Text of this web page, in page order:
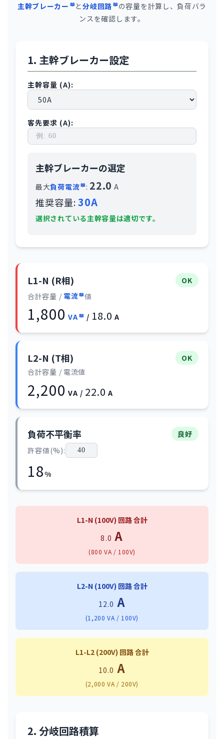
主幹ブレーカー と分岐回路
の容量を計算し、負荷バラ
ンスを確認します。
1. 主幹ブレーカー設定
主幹容量 (A):
客先要求 (A):
主幹ブレーカーの選定
最大負荷電流 : 22.0 A
推奨容量:30A
選択されている主幹容量は適切です。
L1-N (R相)
OK
合計容量 / 電流 値
1,800 VA / 18.0 A
L2-N (T相)
OK
合計容量 / 電流値
2,200 VA / 22.0 A
負荷不平衡率
良好
許容値(%):
18%
L1-N (100V) 回路 合計
8.0 A
(800 VA / 100V)
L2-N (100V) 回路 合計
12.0 A
(1,200 VA / 100V)
L1-L2 (200V) 回路 合計
10.0 A
(2,000 VA / 200V)
2. 分岐回路積算